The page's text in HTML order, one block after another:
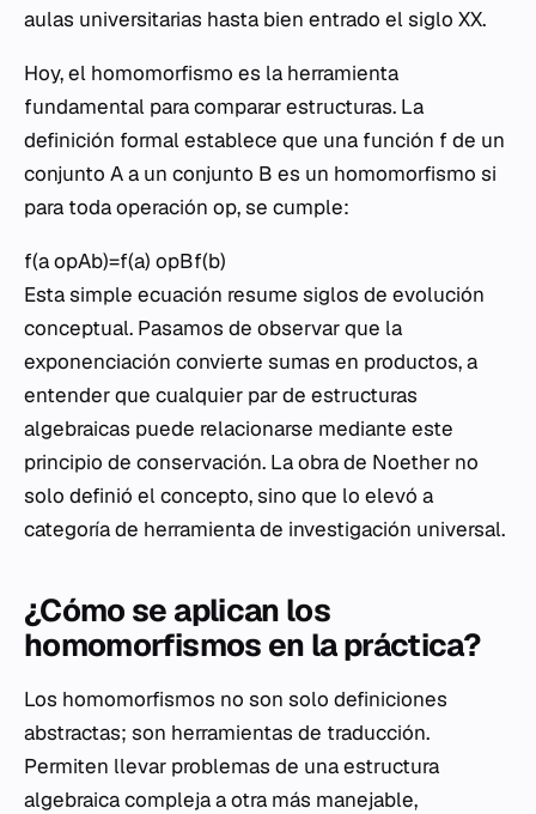
aulas universitarias hasta bien entrado el siglo XX.
Hoy, el homomorfismo es la herramienta
fundamental para comparar estructuras. La
definición formal establece que una función f de un
conjunto Aa un conjunto B es un homomorfismo si
para toda operación op, se cumple:
f(a opA​b)=f(a) opB​f(b)
Esta simple ecuación resume siglos de evolución
conceptual. Pasamos de observar que la
exponenciación convierte sumas en productos, a
entender que cualquier par de estructuras
algebraicas puede relacionarse mediante este
principio de conservación. La obra de Noether no
solo definió el concepto, sino que lo elevó a
categoría de herramienta de investigación universal.
¿Cómo se aplican los
homomorfismos en la práctica?
Los homomorfismos no son solo definiciones
abstractas; son herramientas de traducción.
Permiten llevar problemas de una estructura
algebraica compleja a otra más manejable,